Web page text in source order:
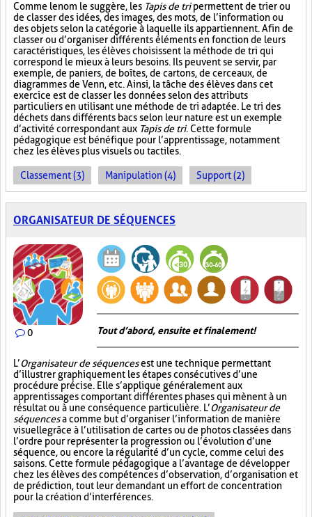
Comme le nom le suggère, les Tapis de tripermettent de trier ou
de classer des idées, des images, des mots, de l’information ou
des objets selon la catégorie à laquelle ils appartiennent. Afin de
classer ou d’organiser différents éléments en fonction de leurs
caractéristiques, les élèves choisissent la méthode de tri qui
correspond le mieux à leurs besoins. Ils peuvent se servir, par
exemple, de paniers, de boîtes, de cartons, de cerceaux, de
diagrammes de Venn, etc. Ainsi, la tâche des élèves dans cet
exercice est de classer les données selon des attributs
particuliers en utilisant une méthode de tri adaptée. Le tri des
déchets dans différents bacs selon leur nature est un exemple
d’activité correspondant aux Tapis de tri. Cette formule
pédagogique est bénéfique pour l’apprentissage, notamment
chez les élèves plus visuels ou tactiles.
Classement (3) Manipulation (4) Support (2)
ORGANISATEUR DE SÉQUENCES
0 Tout d’abord, ensuite et finalement!
L’Organisateur de séquencesest une technique permettant
d’illustrer graphiquement les étapes consécutives d’une
procédure précise. Elle s’applique généralement aux
apprentissages comportant différentes phases qui mènent à un
résultat ou à une conséquence particulière. L’Organisateur de
séquencesa comme but d’organiser l’information de manière
visuellegrâce à l’utilisation de cartes ou de photos classées dans
l’ordre pour représenter la progression ou l’évolution d’une
séquence, ou encore la régularité d’un cycle, comme celui des
saisons. Cette formule pédagogique a l’avantage de développer
chez les élèves des compétences d’observation, d’organisation et
de prédiction, tout leur demandant un effort de concentration
pour la création d’interférences.